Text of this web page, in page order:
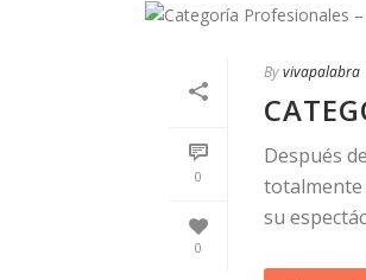
0
0
Byvivapalabra
Después
totalmente
su